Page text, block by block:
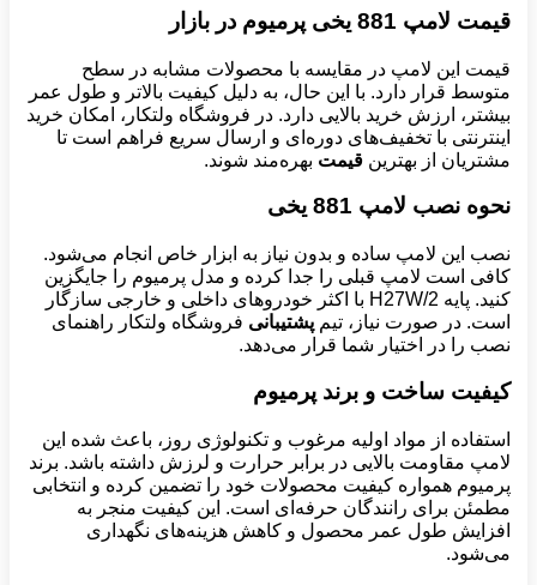
قیمت لامپ 881 یخی پرمیوم در بازار
قیمت این لامپ در مقایسه با محصولات مشابه در سطح
متوسط قرار دارد. با این حال، به دلیل کیفیت بالاتر و طول عمر
بیشتر، ارزش خرید بالایی دارد. در فروشگاه ولتکار، امکان خرید
اینترنتی با تخفیف‌های دوره‌ای و ارسال سریع فراهم است تا
مشتریان از بهترین قیمت بهره‌مند شوند.
نحوه نصب لامپ 881 یخی
نصب این لامپ ساده و بدون نیاز به ابزار خاص انجام می‌شود.
کافی است لامپ قبلی را جدا کرده و مدل پرمیوم را جایگزین
کنید. پایه H27W/2 با اکثر خودروهای داخلی و خارجی سازگار
است. در صورت نیاز، تیم پشتیبانی فروشگاه ولتکار راهنمای
نصب را در اختیار شما قرار می‌دهد.
کیفیت ساخت و برند پرمیوم
استفاده از مواد اولیه مرغوب و تکنولوژی روز، باعث شده این
لامپ مقاومت بالایی در برابر حرارت و لرزش داشته باشد. برند
پرمیوم همواره کیفیت محصولات خود را تضمین کرده و انتخابی
مطمئن برای رانندگان حرفه‌ای است. این کیفیت منجر به
افزایش طول عمر محصول و کاهش هزینه‌های نگهداری
می‌شود.